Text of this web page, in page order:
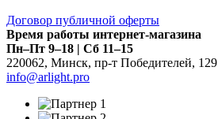
Договор публичной оферты
Время работы интернет-магазина
Пн–Пт 9–18 | Сб 11–15
220062, Минск, пр-т Победителей, 129
info@arlight.pro